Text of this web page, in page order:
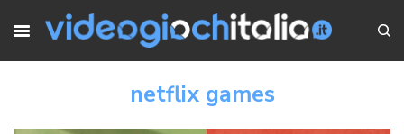
netflix games